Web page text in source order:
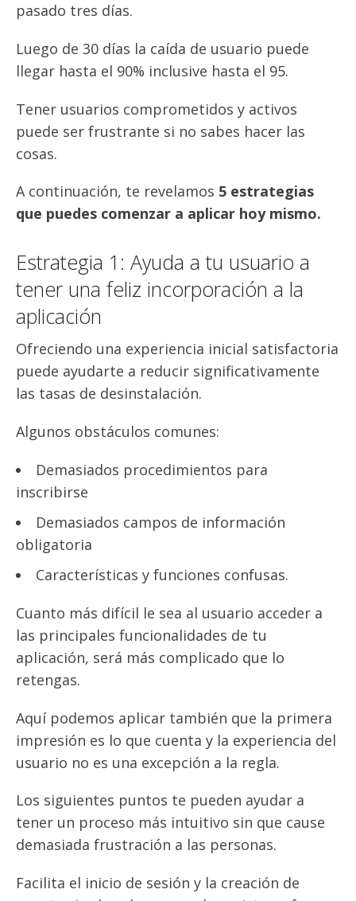
pasado tres días.
Luego de 30 días la caída de usuario puede
llegar hasta el 90% inclusive hasta el 95.
Tener usuarios comprometidos y activos
puede ser frustrante si no sabes hacer las
cosas.
A continuación, te revelamos 5 estrategias
que puedes comenzar a aplicar hoy mismo.
Estrategia 1: Ayuda a tu usuario a
tener una feliz incorporación a la
aplicación
Ofreciendo una experiencia inicial satisfactoria
puede ayudarte a reducir significativamente
las tasas de desinstalación.
Algunos obstáculos comunes:
Demasiados procedimientos para
inscribirse
Demasiados campos de información
obligatoria
Características y funciones confusas.
Cuanto más difícil le sea al usuario acceder a
las principales funcionalidades de tu
aplicación, será más complicado que lo
retengas.
Aquí podemos aplicar también que la primera
impresión es lo que cuenta y la experiencia del
usuario no es una excepción a la regla.
Los siguientes puntos te pueden ayudar a
tener un proceso más intuitivo sin que cause
demasiada frustración a las personas.
Facilita el inicio de sesión y la creación de